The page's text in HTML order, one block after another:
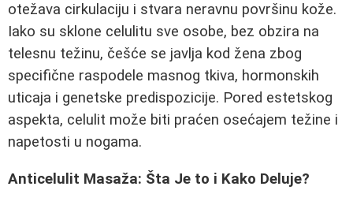
otežava cirkulaciju i stvara neravnu površinu kože.
Iako su sklone celulitu sve osobe, bez obzira na
telesnu težinu, češće se javlja kod žena zbog
specifične raspodele masnog tkiva, hormonskih
uticaja i genetske predispozicije. Pored estetskog
aspekta, celulit može biti praćen osećajem težine i
napetosti u nogama.
Anticelulit Masaža: Šta Je to i Kako Deluje?